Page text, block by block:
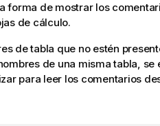
forma de mostrar los
de cálculo.
de tabla que no estén
de una misma tabla,
para leer los comentarios